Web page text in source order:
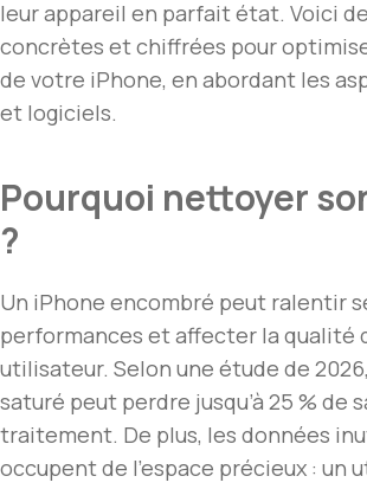
leur appareil en parfait état. Voici
concrètes et chiffrées pour
de votre iPhone, en abordant les
et logiciels.
Pourquoi nettoyer
?
Un iPhone encombré peut ralentir
performances et affecter la qualité
utilisateur. Selon une étude de
saturé peut perdre jusqu’à 25 % de
traitement. De plus, les données
occupent de l’espace précieux : un